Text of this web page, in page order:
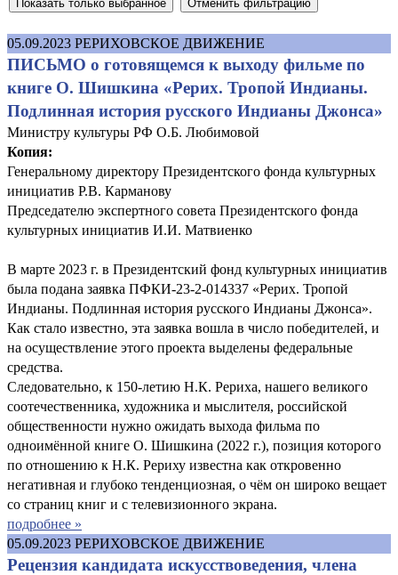
05.09.2023 РЕРИХОВСКОЕ ДВИЖЕНИЕ
ПИСЬМО о готовящемся к выходу фильме по
книге О. Шишкина «Рерих. Тропой Индианы.
Подлинная история русского Индианы Джонса»
Министру культуры РФ О.Б. Любимовой
Копия:
Генеральному директору Президентского фонда культурных
инициатив Р.В. Карманову
Председателю экспертного совета Президентского фонда
культурных инициатив И.И. Матвиенко
В марте 2023 г. в Президентский фонд культурных инициатив
была подана заявка ПФКИ-23-2-014337 «Рерих. Тропой
Индианы. Подлинная история русского Индианы Джонса».
Как стало известно, эта заявка вошла в число победителей, и
на осуществление этого проекта выделены федеральные
средства.
Следовательно, к 150-летию Н.К. Рериха, нашего великого
соотечественника, художника и мыслителя, российской
общественности нужно ожидать выхода фильма по
одноимённой книге О. Шишкина (2022 г.), позиция которого
по отношению к Н.К. Рериху известна как откровенно
негативная и глубоко тенденциозная, о чём он широко вещает
со страниц книг и с телевизионного экрана.
подробнее »
05.09.2023 РЕРИХОВСКОЕ ДВИЖЕНИЕ
Рецензия кандидата искусствоведения, члена